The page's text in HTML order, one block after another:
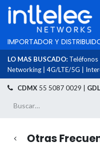
IMPORTADOR Y
LO MAS BUSCADO: Teléfonos
Networking
4G/LTE/5G
CDMX 55 5087 0029 | GDL
Otras